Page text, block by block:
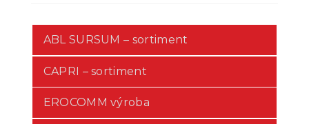
ABL SURSUM – sortiment
CAPRI – sortiment
EROCOMM výroba